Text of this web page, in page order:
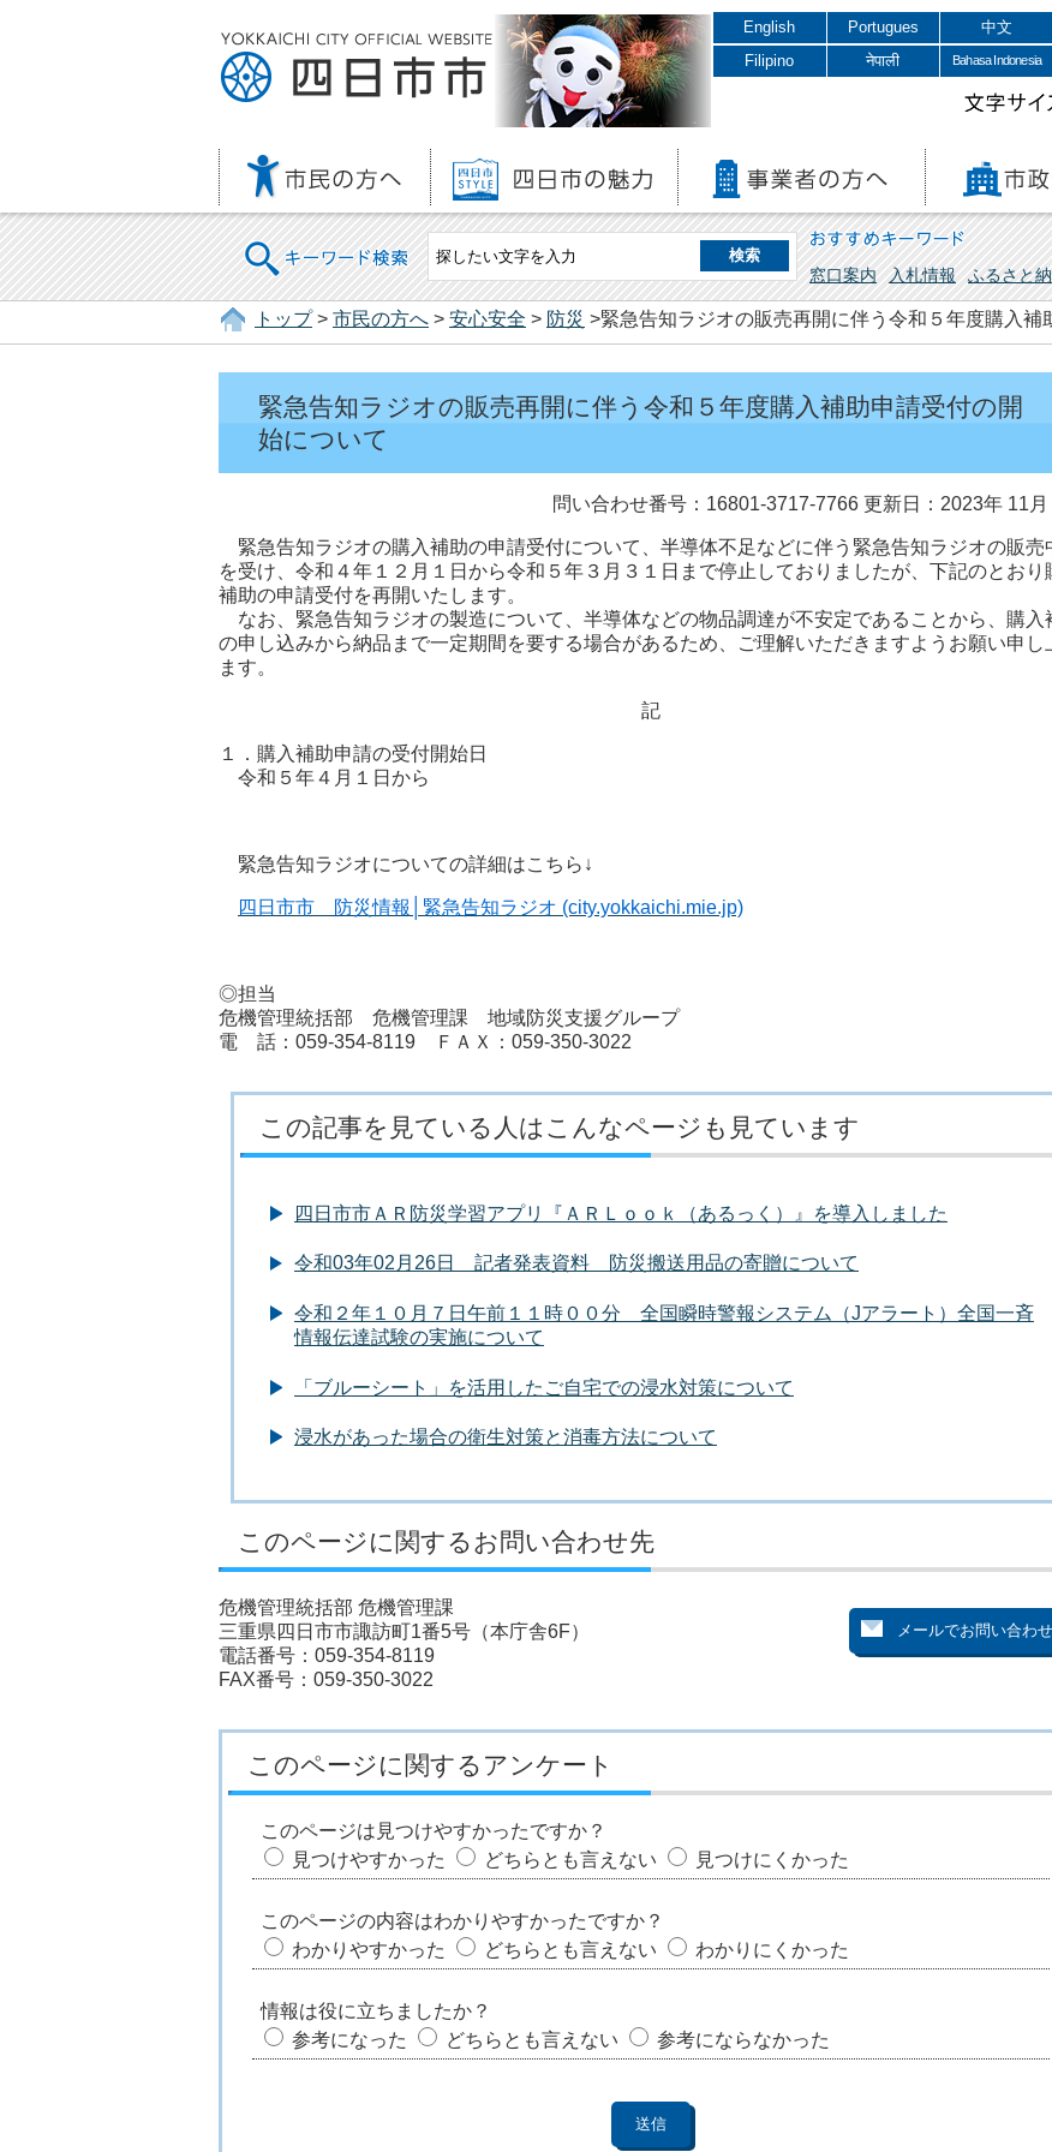
English Portugues 中文
Filipino
नेपाली Bahasa Indonesia
文字サイ
キーワード検索 おすすめキーワード
窓口案内 入札情報 ふるさと
トップ> 市民の方へ > 安心安全 > 防災 >緊急告知ラジオの販売再開に伴う令和５年度購入補
緊急告知ラジオの販売再開に伴う令和５年度購入補助申請受付の開
始について
問い合わせ番号：16801-3717-7766 更新日：2023年 11月
緊急告知ラジオの購入補助の申請受付について、半導体不足などに伴う緊急告知ラジオの販売
を受け、令和４年１２月１日から令和５年３月３１日まで停止しておりましたが、下記のとおり
補助の申請受付を再開いたします。
なお、緊急告知ラジオの製造について、半導体などの物品調達が不安定であることから、購入
の申し込みから納品まで一定期間を要する場合があるため、ご理解いただきますようお願い申し
ます。
記
１．購入補助申請の受付開始日
令和５年４月１日から
緊急告知ラジオについての詳細はこちら↓
四日市市 防災情報│緊急告知ラジオ (city.yokkaichi.mie.jp)
◎担当
危機管理統括部 危機管理課 地域防災支援グループ
電 話：059-354-8119 ＦＡＸ：059-350-3022
この記事を見ている人はこんなページも見ています
四日市市ＡＲ防災学習アプリ『ＡＲＬｏｏｋ（あるっく）』を導入しました
令和03年02月26日 記者発表資料 防災搬送用品の寄贈について
令和２年１０月７日午前１１時００分 全国瞬時警報システム（Jアラート）全国一斉
情報伝達試験の実施について
「ブルーシート」を活用したご自宅での浸水対策について
浸水があった場合の衛生対策と消毒方法について
このページに関するお問い合わせ先
危機管理統括部 危機管理課
三重県四日市市諏訪町1番5号（本庁舎6F）
電話番号：059-354-8119
FAX番号：059-350-3022
このページに関するアンケート
このページは見つけやすかったですか？
見つけやすかった
どちらとも言えない 見つけにくかった
このページの内容はわかりやすかったですか？
わかりやすかった
どちらとも言えない わかりにくかった
情報は役に立ちましたか？
参考になった
どちらとも言えない 参考にならなかった